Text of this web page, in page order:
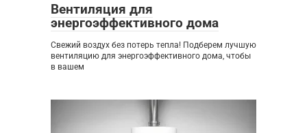
Вентиляция для
энергоэффективного дома
Свежий воздух без потерь тепла! Подберем лучшую
вентиляцию для энергоэффективного дома, чтобы
в вашем